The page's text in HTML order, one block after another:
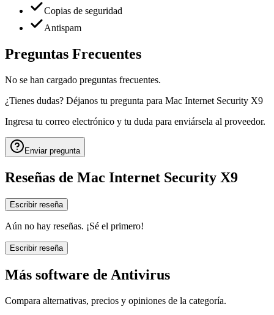
Copias de seguridad
Antispam
Preguntas Frecuentes
No se han cargado preguntas frecuentes.
¿Tienes dudas? Déjanos tu pregunta para Mac Internet Security X9
Ingresa tu correo electrónico y tu duda para enviársela al proveedor.
Enviar pregunta
Reseñas de Mac Internet Security X9
Escribir reseña
Aún no hay reseñas. ¡Sé el primero!
Escribir reseña
Más software de Antivirus
Compara alternativas, precios y opiniones de la categoría.